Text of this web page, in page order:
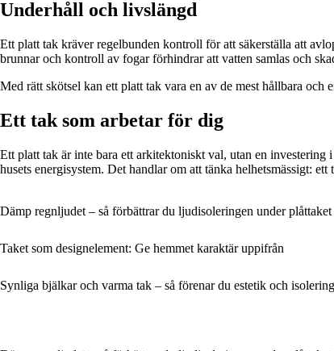
Underhåll och livslängd
Ett platt tak kräver regelbunden kontroll för att säkerställa att
brunnar och kontroll av fogar förhindrar att vatten samlas och
Med rätt skötsel kan ett platt tak vara en av de mest hållbara och
Ett tak som arbetar för dig
Ett platt tak är inte bara ett arkitektoniskt val, utan en
husets energisystem. Det handlar om att tänka helhetsmässigt:
Dämp regnljudet – så förbättrar du ljudisoleringen under plåttaket
Taket som designelement: Ge hemmet karaktär uppifrån
Synliga bjälkar och varma tak – så förenar du estetik och isolering